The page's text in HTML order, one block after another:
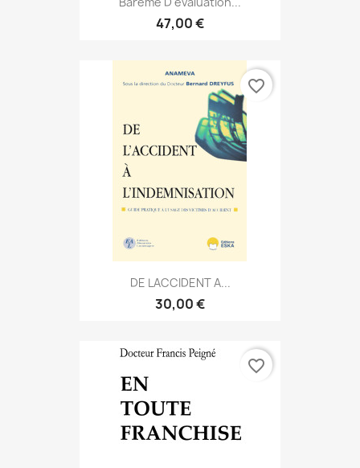
47,00 €
DE LACCIDENT A...
30,00 €
favorite_border
favorite_border